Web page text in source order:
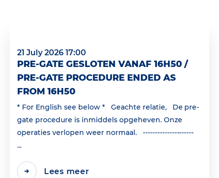
21 July 2026 17:00
PRE-GATE GESLOTEN VANAF 16H50 /
PRE-GATE PROCEDURE ENDED AS
FROM 16H50
* For English see below * Geachte relatie, De pre-
gate procedure is inmiddels opgeheven. Onze
operaties verlopen weer normaal. ---------------------
...
Lees meer